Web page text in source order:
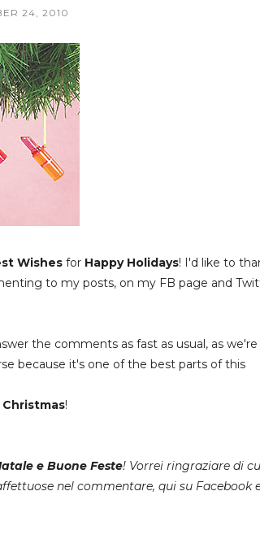
24, 2010
Wishes for Happy Holidays! I'd like to
to my posts, on my FB page and
the comments as fast as usual, as we're
because it's one of the best parts of this
Christmas!
e Buone Feste! Vorrei ringraziare di
nel commentare, qui su Facebook